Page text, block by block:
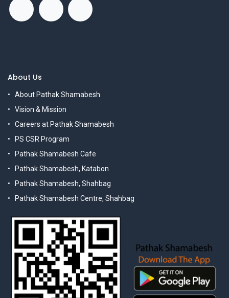
About Us
About Pathak Shamabesh
Vision & Mission
Careers at Pathak Shamabesh
PS CSR Program
Pathak Shamabesh Cafe
Pathak Shamabesh, Katabon
Pathak Shamabesh, Shahbag
Pathak Shamabesh Centre, Shahbag